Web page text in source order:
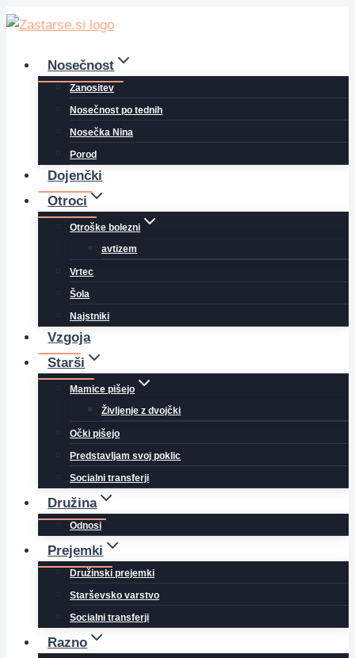
Skip
contentNosečnost
Zanositev
Nosečnost po tednih
Nosečka Nina
Porod
Dojenčki
Otroci
Otroške bolezni
avtizem
Vrtec
Šola
Najstniki
Vzgoja
Starši
Mamice pišejo
Življenje z dvojčki
Očki pišejo
Predstavljam svoj poklic
Socialni transferji
Družina
Odnosi
Prejemki
Družinski prejemki
Starševsko varstvo
Socialni transferji
Razno